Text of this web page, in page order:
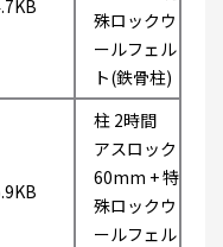
殊ロックウ
ールフェル
ト(鉄骨柱)
柱 2時間
アスロック
60mm + 特
殊ロックウ
ールフェル